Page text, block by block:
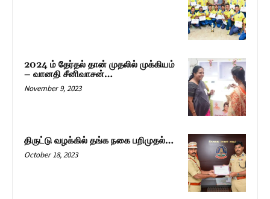
2024 ம் தேர்தல் தான் முதலில் முக்கியம்
– வானதி சீனிவாசன்…
November 9, 2023
திருட்டு வழக்கில் தங்க நகை பறிமுதல்…
October 18, 2023